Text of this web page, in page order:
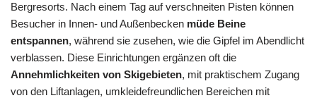
Bergresorts. Nach einem Tag auf verschneiten Pisten können
Besucher in Innen- und Außenbecken müde Beine
entspannen, während sie zusehen, wie die Gipfel im Abendlicht
verblassen. Diese Einrichtungen ergänzen oft die
Annehmlichkeiten von Skigebieten, mit praktischem Zugang
von den Liftanlagen, umkleidefreundlichen Bereichen mit